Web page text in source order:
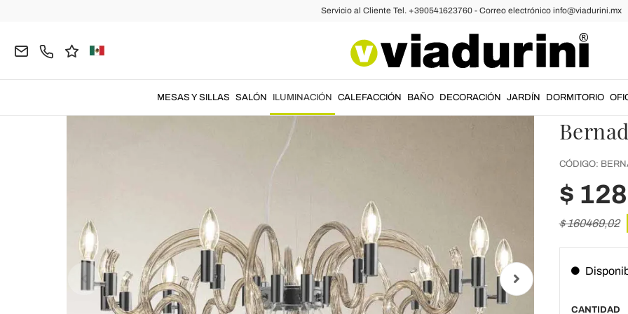
Servicio al Cliente Tel. +390541623760 - Correo electrónico info@viadurini.mx
MESAS Y SILLAS SALÓN ILUMINACIÓN CALEFACCIÓN BAÑO DECORACIÓN JARDÍN DORMITORIO
luces
CÓDIGO:
$
$ 160469,02
CANTIDAD